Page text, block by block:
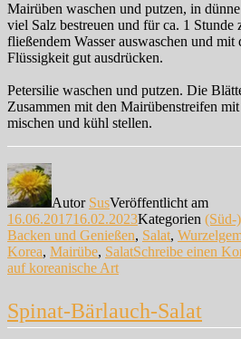
Mairüben waschen und putzen, in
viel Salz bestreuen und für ca. 1 Stunde
fließendem Wasser auswaschen und
Flüssigkeit gut ausdrücken.
Petersilie waschen und putzen. Die
Zusammen mit den Mairübenstreifen
mischen und kühl stellen.
Autor SusVeröffentlicht am
16.06.201716.02.2023Kategorien (Süd-
Backen und Genießen, Salat,
Korea, Mairübe, SalatSchreibe einen
auf koreanische Art
Spinat-Bärlauch-Salat